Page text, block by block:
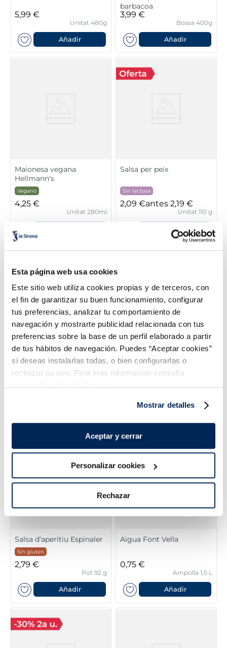
Esta página web usa cookies
Este sitio web utiliza cookies propias y de terceros, con
el fin de garantizar su buen funcionamiento, configurar
tus preferencias, analizar tu comportamiento de
navegación y mostrarte publicidad relacionada con tus
preferencias sobre la base de un perfil elaborado a partir
de tus hábitos de navegación. Puedes “Aceptar cookies”
si deseas instalarlas todas, o bien configurarlas o
rechazar su uso. Para más información consulta
Mostrar detalles
Aceptar y cerrar
Personalizar cookies
Rechazar
5,99 €
Unitat 480g
Añadir
barbacoa
3,99 €
Bossa 400g
Añadir
Maionesa vegana
Hellmann's
Vegano
4,25 €
Unitat 280ml
Salsa per peix
Sin lactosa
2,09 €antes 2,19 €
Unitat 110 g
Añadir
Salsa amb anet per salmó
Sin gluten
Salsa soja Kikkoman
Vegano
Añadir
Salsa d'aperitiu Espinaler
Sin gluten
2,79 €
Pot 92 g
Añadir
Aigua Font Vella
0,75 €
Ampolla 1,5 L
Añadir